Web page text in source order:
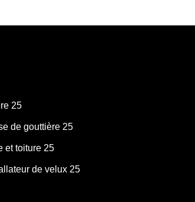
25
de gouttière 25
et toiture 25
de velux 25